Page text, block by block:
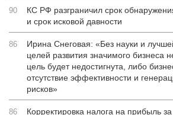
90
КС РФ разграничил срок
и срок исковой давности
86
Ирина Снеговая: «Без науки и
целей развития значимого бизнеса
цель будет недостигнута, либо
отсутствие эффективности и
рисков»
86 Корректировка налога на прибыль